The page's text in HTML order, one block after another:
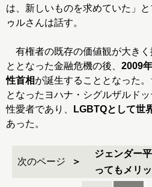
は、新しいものを求めていた」
ゥルさんは話す。
有権者の既存の価値観が大きく
ととなった金融危機の後、 2009
性首相が誕生することとなった
となったヨハナ・シグルザルド
性愛者であり、
LGBTQとして世
あった。
次のページ
ジェンダー
ってもメリッ